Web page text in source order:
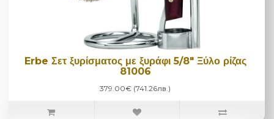
Erbe Σετ ξυρίσματος με ξυράφι 5/8" Ξύλο ρίζας
81006
379.00€ (741.26лв.)